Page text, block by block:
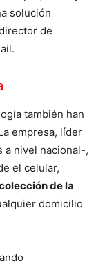
solución
de
también han
empresa, líder
a nivel nacional-,
el celular,
de la
domicilio